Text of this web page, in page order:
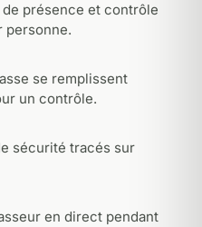
présence et contrôle
personne.
se remplissent
un contrôle.
sécurité tracés sur
en direct pendant